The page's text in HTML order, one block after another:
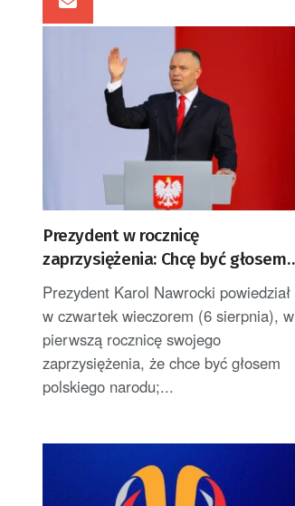
Prezydent w rocznicę
zaprzysiężenia: Chcę być głosem
Polek i Polaków [AKTUALIZACJA]
Prezydent Karol Nawrocki powiedział
w czwartek wieczorem (6 sierpnia), w
pierwszą rocznicę swojego
zaprzysiężenia, że chce być głosem
polskiego narodu;...